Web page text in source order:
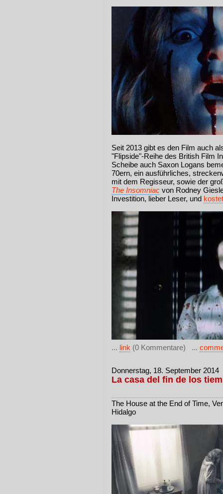
Seit 2013 gibt es den Film auch
"Flipside"-Reihe des British Film
Scheibe auch Saxon Logans
70ern, ein ausführliches,
mit dem Regisseur, sowie der
The Insomniac von Rodney
Investition, lieber Leser, und
... link (0 Kommentare) ...
Donnerstag, 18. September 2014
La casa del fin de los
The House at the End of Time,
Hidalgo